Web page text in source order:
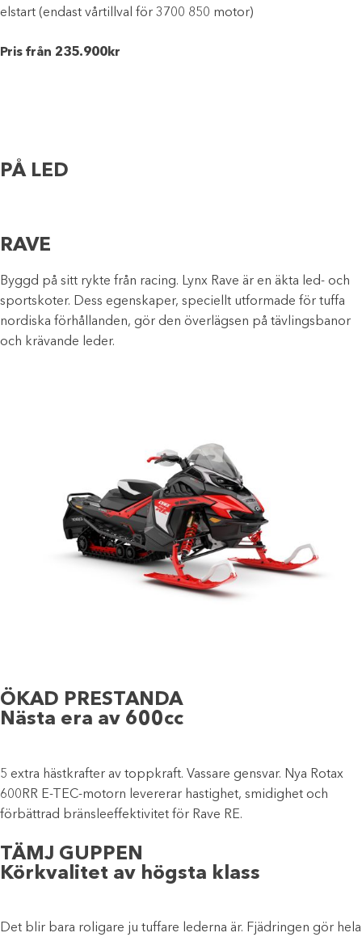
elstart (endast vårtillval för 3700 850 motor)
Pris från 235.900kr
PÅ LED
RAVE
Byggd på sitt rykte från racing. Lynx Rave är en äkta led- och
sportskoter. Dess egenskaper, speciellt utformade för tuffa
nordiska förhållanden, gör den överlägsen på tävlingsbanor
och krävande leder.
ÖKAD PRESTANDA
Nästa era av 600cc
5 extra hästkrafter av toppkraft. Vassare gensvar. Nya Rotax
600RR E-TEC-motorn levererar hastighet, smidighet och
förbättrad bränsleeffektivitet för Rave RE.
TÄMJ GUPPEN
Körkvalitet av högsta klass
Det blir bara roligare ju tuffare lederna är. Fjädringen gör hela